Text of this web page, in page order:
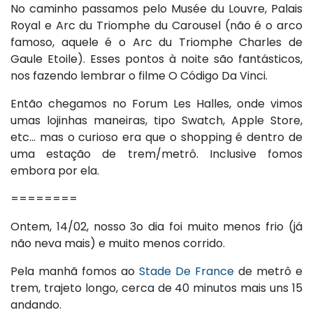
No caminho passamos pelo Musée du Louvre, Palais
Royal e Arc du Triomphe du Carousel (não é o arco
famoso, aquele é o Arc du Triomphe Charles de
Gaule Etoile). Esses pontos à noite são fantásticos,
nos fazendo lembrar o filme O Código Da Vinci.
Então chegamos no Forum Les Halles, onde vimos
umas lojinhas maneiras, tipo Swatch, Apple Store,
etc… mas o curioso era que o shopping é dentro de
uma estação de trem/metrô. Inclusive fomos
embora por ela.
========
Ontem, 14/02, nosso 3o dia foi muito menos frio (já
não neva mais) e muito menos corrido.
Pela manhã fomos ao Stade De France de metrô e
trem, trajeto longo, cerca de 40 minutos mais uns 15
andando.